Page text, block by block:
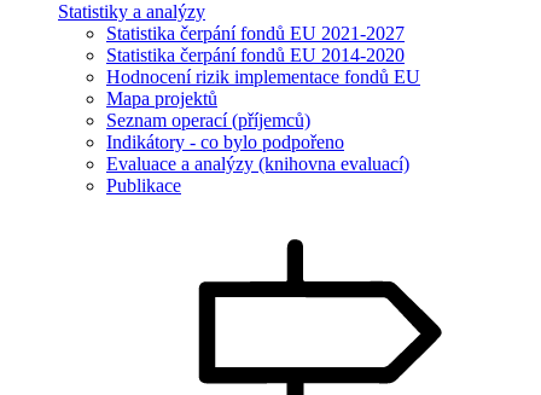
Statistiky a analýzy
Statistika čerpání fondů EU 2021-2027
Statistika čerpání fondů EU 2014-2020
Hodnocení rizik implementace fondů EU
Mapa projektů
Seznam operací (příjemců)
Indikátory - co bylo podpořeno
Evaluace a analýzy (knihovna evaluací)
Publikace